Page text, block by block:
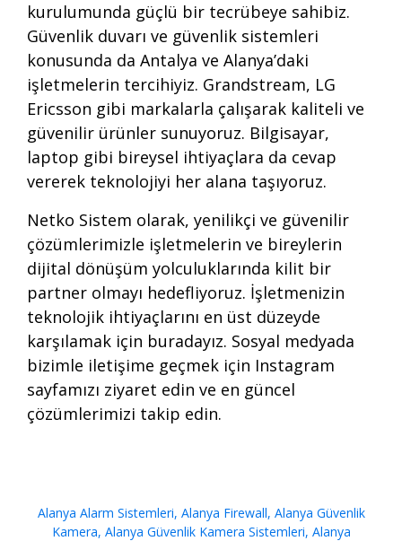
kurulumunda güçlü bir tecrübeye sahibiz.
Güvenlik duvarı ve güvenlik sistemleri
konusunda da Antalya ve Alanya’daki
işletmelerin tercihiyiz. Grandstream, LG
Ericsson gibi markalarla çalışarak kaliteli ve
güvenilir ürünler sunuyoruz. Bilgisayar,
laptop gibi bireysel ihtiyaçlara da cevap
vererek teknolojiyi her alana taşıyoruz.
Netko Sistem olarak, yenilikçi ve güvenilir
çözümlerimizle işletmelerin ve bireylerin
dijital dönüşüm yolculuklarında kilit bir
partner olmayı hedefliyoruz. İşletmenizin
teknolojik ihtiyaçlarını en üst düzeyde
karşılamak için buradayız. Sosyal medyada
bizimle iletişime geçmek için Instagram
sayfamızı ziyaret edin ve en güncel
çözümlerimizi takip edin.
Alanya Alarm Sistemleri, Alanya Firewall, Alanya Güvenlik
Kamera, Alanya Güvenlik Kamera Sistemleri, Alanya